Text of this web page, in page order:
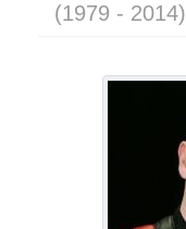
(1979 - 2014)